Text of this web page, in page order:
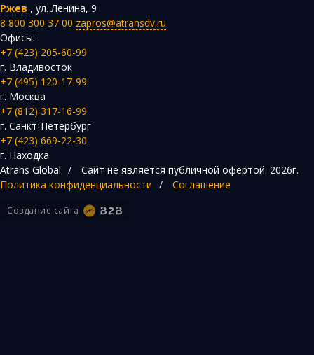
Ржев , ул. Ленина, 9
8 800 300 37 00 zapros@atransdv.ru
Офисы:
+7 (423) 205-60-99
г. Владивосток
+7 (495) 120-17-99
г. Москва
+7 (812) 317-16-99
г. Санкт-Петербург
+7 (423) 669-22-30
г. Находка
Atrans Global / Сайт не является публичной офертой. 2026г.
Политика конфиденциальности / Соглашение
Создание сайта